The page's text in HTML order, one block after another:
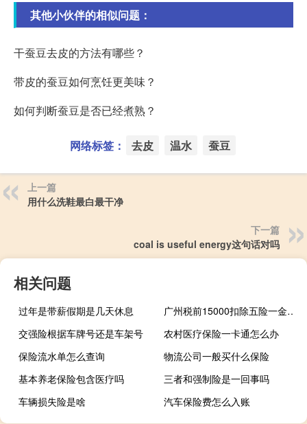
其他小伙伴的相似问题：
干蚕豆去皮的方法有哪些？
带皮的蚕豆如何烹饪更美味？
如何判断蚕豆是否已经煮熟？
网络标签： 去皮 温水 蚕豆
上一篇
用什么洗鞋最白最干净
下一篇
coal is useful energy这句话对吗
相关问题
过年是带薪假期是几天休息
广州税前15000扣除五险一金到手多少
交强险根据车牌号还是车架号
农村医疗保险一卡通怎么办
保险流水单怎么查询
物流公司一般买什么保险
基本养老保险包含医疗吗
三者和强制险是一回事吗
车辆损失险是啥
汽车保险费怎么入账